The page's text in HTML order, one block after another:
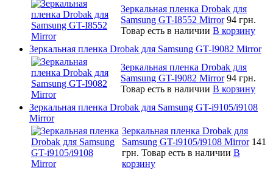
Зеркальная пленка Drobak для
Samsung GT-I8552 Mirror 94 грн.
Товар есть в наличии В корзину
Зеркальная пленка Drobak для Samsung GT-I9082 Mirror
Зеркальная пленка Drobak для
Samsung GT-I9082 Mirror 94 грн.
Товар есть в наличии В корзину
Зеркальная пленка Drobak для Samsung GT-i9105/i9108
Mirror
Зеркальная пленка Drobak для
Samsung GT-i9105/i9108 Mirror 141
грн. Товар есть в наличии В
корзину